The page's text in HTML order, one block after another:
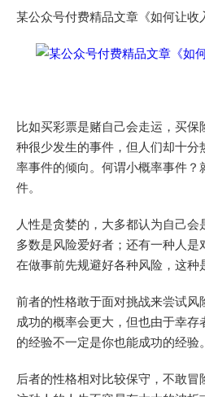
某公众号付费精品文章《如何让收
比如买彩票是赌自己会走运，买
种很少发生的事件，但人们却十分
率事件的倾向。何谓小概率事件？
件。
人性是贪婪的，大多都认为自己会
多数是风险爱好者；还有一种人是
在做事前先规避好各种风险，这种
前者的性格敢于面对挑战来尝试风
成功的概率会更大，但也由于幸
的经验不一定是你也能成功的经验。
后者的性格相对比较保守，不敢冒